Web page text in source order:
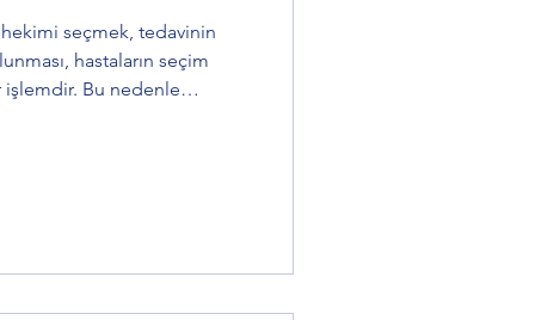
seçmek, tedavinin
işlemdir. Bu nedenle